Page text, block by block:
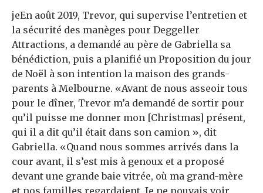
jeEn août 2019, Trevor, qui supervise l’entretien et
la sécurité des manèges pour Deggeller
Attractions, a demandé au père de Gabriella sa
bénédiction, puis a planifié un Proposition du jour
de Noël à son intention la maison des grands-
parents à Melbourne. «Avant de nous asseoir tous
pour le dîner, Trevor m’a demandé de sortir pour
qu’il puisse me donner mon [Christmas] présent,
qui il a dit qu’il était dans son camion », dit
Gabriella. «Quand nous sommes arrivés dans la
cour avant, il s’est mis à genoux et a proposé
devant une grande baie vitrée, où ma grand-mère